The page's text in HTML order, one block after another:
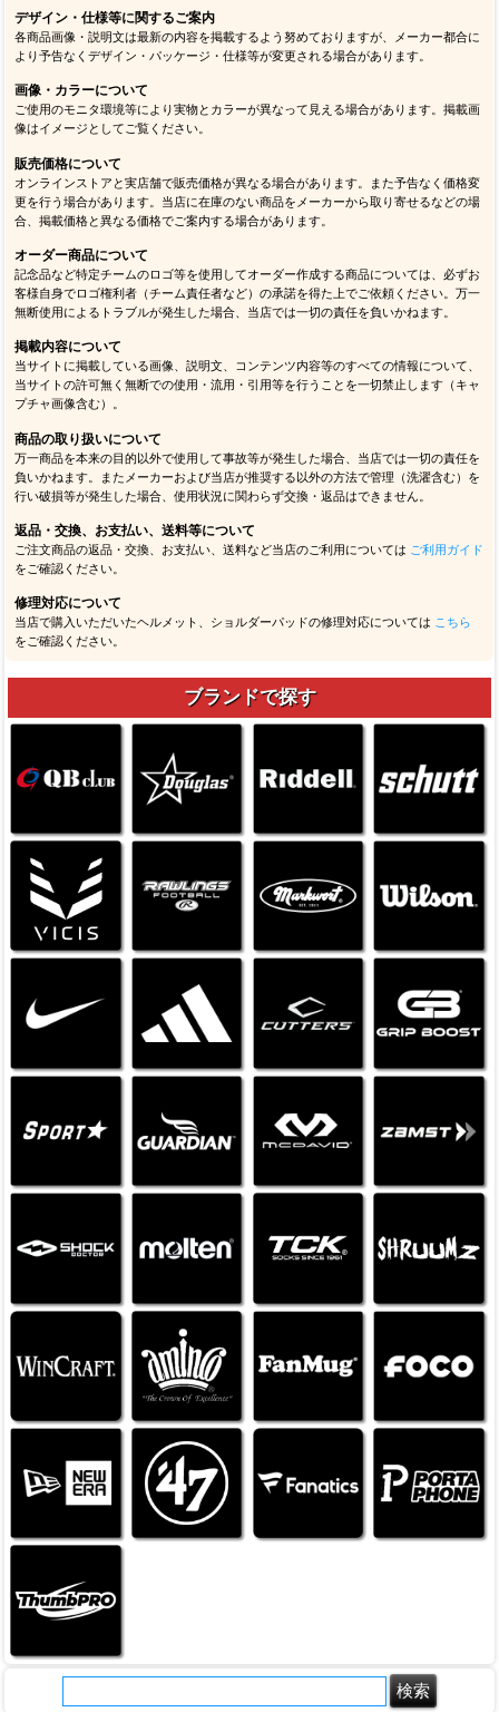
デザイン・仕様等に関するご案内
各商品画像・説明文は最新の内容を掲載するよう努めておりますが、メーカー都合に
より予告なくデザイン・パッケージ・仕様等が変更される場合があります。
画像・カラーについて
ご使用のモニタ環境等により実物とカラーが異なって見える場合があります。掲載画
像はイメージとしてご覧ください。
販売価格について
オンラインストアと実店舗で販売価格が異なる場合があります。また予告なく価格変
更を行う場合があります。当店に在庫のない商品をメーカーから取り寄せるなどの場
合、掲載価格と異なる価格でご案内する場合があります。
オーダー商品について
記念品など特定チームのロゴ等を使用してオーダー作成する商品については、必ずお
客様自身でロゴ権利者（チーム責任者など）の承諾を得た上でご依頼ください。万一
無断使用によるトラブルが発生した場合、当店では一切の責任を負いかねます。
掲載内容について
当サイトに掲載している画像、説明文、コンテンツ内容等のすべての情報について、
当サイトの許可無く無断での使用・流用・引用等を行うことを一切禁止します（キャ
プチャ画像含む）。
商品の取り扱いについて
万一商品を本来の目的以外で使用して事故等が発生した場合、当店では一切の責任を
負いかねます。またメーカーおよび当店が推奨する以外の方法で管理（洗濯含む）を
行い破損等が発生した場合、使用状況に関わらず交換・返品はできません。
返品・交換、お支払い、送料等について
ご注文商品の返品・交換、お支払い、送料など当店のご利用については ご利用ガイド
をご確認ください。
修理対応について
当店で購入いただいたヘルメット、ショルダーパッドの修理対応については こちら
をご確認ください。
ブランドで探す